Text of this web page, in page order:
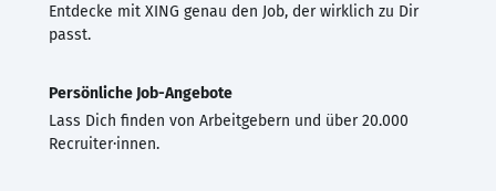
Entdecke mit XING genau den Job, der wirklich zu Dir
passt.
Persönliche Job-Angebote
Lass Dich finden von Arbeitgebern und über 20.000
Recruiter·innen.